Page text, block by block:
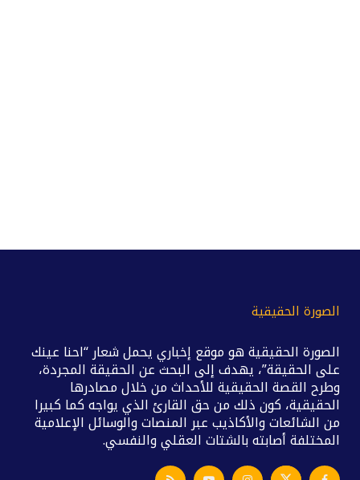
الصورة الحقيقية
الصورة الحقيقية هو موقع إخباري يحمل شعار “احنا عينك
على الحقيقة”، يهدف إلى البحث عن الحقيقة المجردة،
وطرح القصة الحقيقية للأحداث من خلال مصادرها
الحقيقية، كون ذلك من حق القارئ الذي يواجه كما كبيرا
من الشائعات والأكاذيب عبر المنصات والوسائل الإعلامية
المختلفة أصابته بالشتات العقلي والنفسي.